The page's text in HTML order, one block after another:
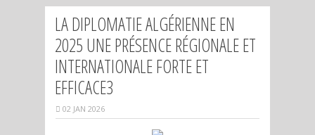
LA DIPLOMATIE ALGÉRIENNE EN
2025 UNE PRÉSENCE RÉGIONALE ET
INTERNATIONALE FORTE ET
EFFICACE3
02 JAN 2026